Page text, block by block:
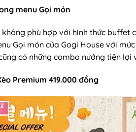
menu Gọi món
phù hợp với hình thức buffet
Gọi món của Gogi House với
có những combo nướng tiện
Premium 419.000 đồng